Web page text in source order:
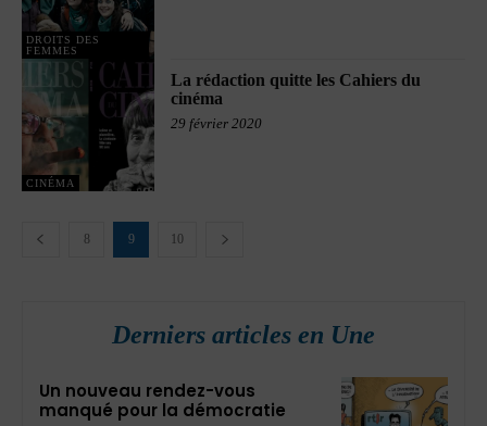
DROITS DES
FEMMES
CINÉMA
La rédaction quitte les Cahiers du
cinéma
29 février 2020
8 9 10
Derniers articles en Une
Un nouveau rendez-vous
manqué pour la démocratie